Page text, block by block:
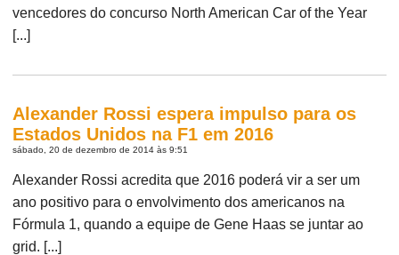
vencedores do concurso North American Car of the Year
[...]
Alexander Rossi espera impulso para os
Estados Unidos na F1 em 2016
sábado, 20 de dezembro de 2014 às 9:51
Alexander Rossi acredita que 2016 poderá vir a ser um
ano positivo para o envolvimento dos americanos na
Fórmula 1, quando a equipe de Gene Haas se juntar ao
grid. [...]